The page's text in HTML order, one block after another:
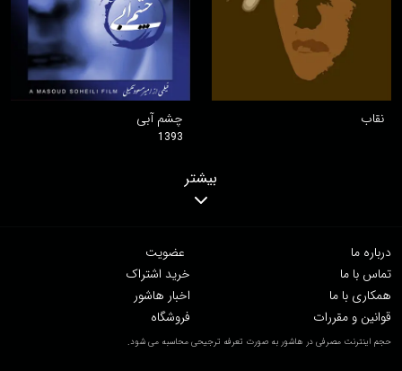
نقاب چشم آبی
1393
بیشتر
درباره ما
تماس با ما
همکاری با ما
قوانین و مقررات
عضویت
خرید اشتراک
اخبار هاشور
فروشگاه
حجم اینترنت مصرفی در هاشور به صورت تعرفه ترجیحی محاسبه می شود.